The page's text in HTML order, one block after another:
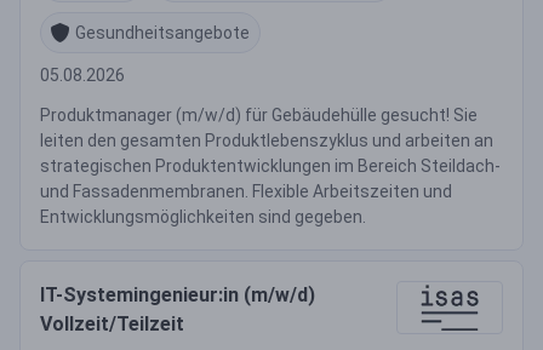
Gesundheitsangebote
05.08.2026
Produktmanager (m/w/d) für Gebäudehülle gesucht! Sie
leiten den gesamten Produktlebenszyklus und arbeiten an
strategischen Produktentwicklungen im Bereich Steildach-
und Fassadenmembranen. Flexible Arbeitszeiten und
Entwicklungsmöglichkeiten sind gegeben.
IT-Systemingenieur:in (m/w/d)
Vollzeit/Teilzeit